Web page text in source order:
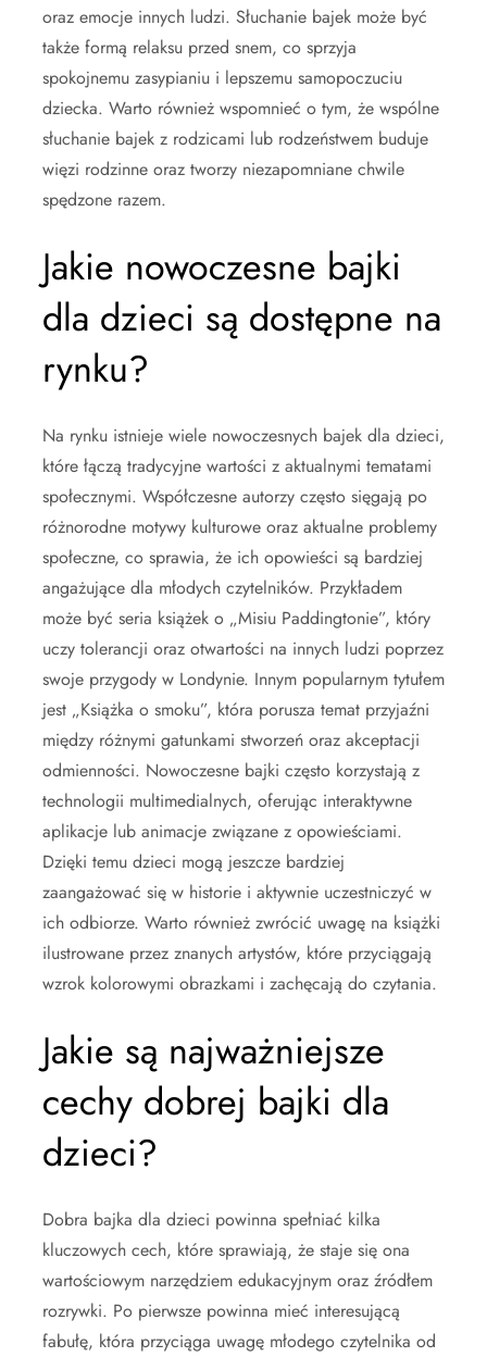
oraz emocje innych ludzi. Słuchanie bajek może być
także formą relaksu przed snem, co sprzyja
spokojnemu zasypianiu i lepszemu samopoczuciu
dziecka. Warto również wspomnieć o tym, że wspólne
słuchanie bajek z rodzicami lub rodzeństwem buduje
więzi rodzinne oraz tworzy niezapomniane chwile
spędzone razem.
Jakie nowoczesne bajki
dla dzieci są dostępne na
rynku?
Na rynku istnieje wiele nowoczesnych bajek dla dzieci,
które łączą tradycyjne wartości z aktualnymi tematami
społecznymi. Współczesne autorzy często sięgają po
różnorodne motywy kulturowe oraz aktualne problemy
społeczne, co sprawia, że ich opowieści są bardziej
angażujące dla młodych czytelników. Przykładem
może być seria książek o „Misiu Paddingtonie”, który
uczy tolerancji oraz otwartości na innych ludzi poprzez
swoje przygody w Londynie. Innym popularnym tytułem
jest „Książka o smoku”, która porusza temat przyjaźni
między różnymi gatunkami stworzeń oraz akceptacji
odmienności. Nowoczesne bajki często korzystają z
technologii multimedialnych, oferując interaktywne
aplikacje lub animacje związane z opowieściami.
Dzięki temu dzieci mogą jeszcze bardziej
zaangażować się w historie i aktywnie uczestniczyć w
ich odbiorze. Warto również zwrócić uwagę na książki
ilustrowane przez znanych artystów, które przyciągają
wzrok kolorowymi obrazkami i zachęcają do czytania.
Jakie są najważniejsze
cechy dobrej bajki dla
dzieci?
Dobra bajka dla dzieci powinna spełniać kilka
kluczowych cech, które sprawiają, że staje się ona
wartościowym narzędziem edukacyjnym oraz źródłem
rozrywki. Po pierwsze powinna mieć interesującą
fabułę, która przyciąga uwagę młodego czytelnika od